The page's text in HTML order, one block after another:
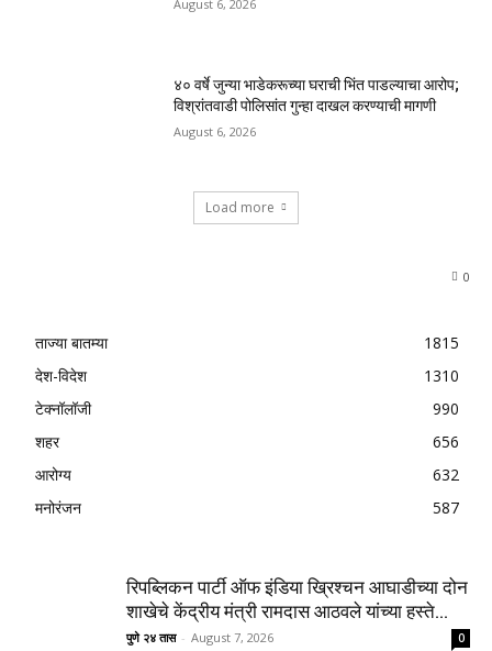
August 6, 2026
४० वर्षे जुन्या भाडेकरूच्या घराची भिंत पाडल्याचा आरोप;
विश्रांतवाडी पोलिसांत गुन्हा दाखल करण्याची मागणी
August 6, 2026
Load more
0
ताज्या बातम्या
1815
देश-विदेश
1310
टेक्नॉलॉजी
990
शहर
656
आरोग्य
632
मनोरंजन
587
रिपब्लिकन पार्टी ऑफ इंडिया ख्रिश्चन आघाडीच्या दोन
शाखेचे केंद्रीय मंत्री रामदास आठवले यांच्या हस्ते...
पुणे २४ तास - August 7, 2026 0